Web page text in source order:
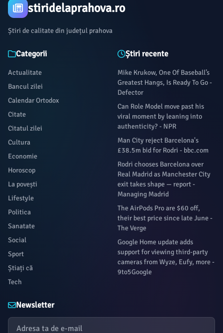
stiridelaprahova.ro
Știri de calitate din județul prahova
Categorii
Actualitate
Bancul zilei
Calendar Ortodox
Citate
Citatul zilei
Cultura
Economie
Horoscop
La povești
Lifestyle
Politica
Sanatate
Social
Sport
Știați că
Tech
Știri recente
Mike Krukow, One Of Baseball’s
Greatest Hangs, Is Ready To Go -
Defector
Can Role Model move past his
viral moment by leaning into
authenticity? - NPR
Man City reject Barcelona's
£38.5m bid for Rodri - bbc.com
Rodri chooses Barcelona over
Real Madrid as Manchester City
exit takes shape — report -
Managing Madrid
The AirPods Pro are $60 off,
their best price since late June -
The Verge
Google Home update adds
support for viewing third-party
cameras from Wyze, Eufy, more -
9to5Google
Newsletter